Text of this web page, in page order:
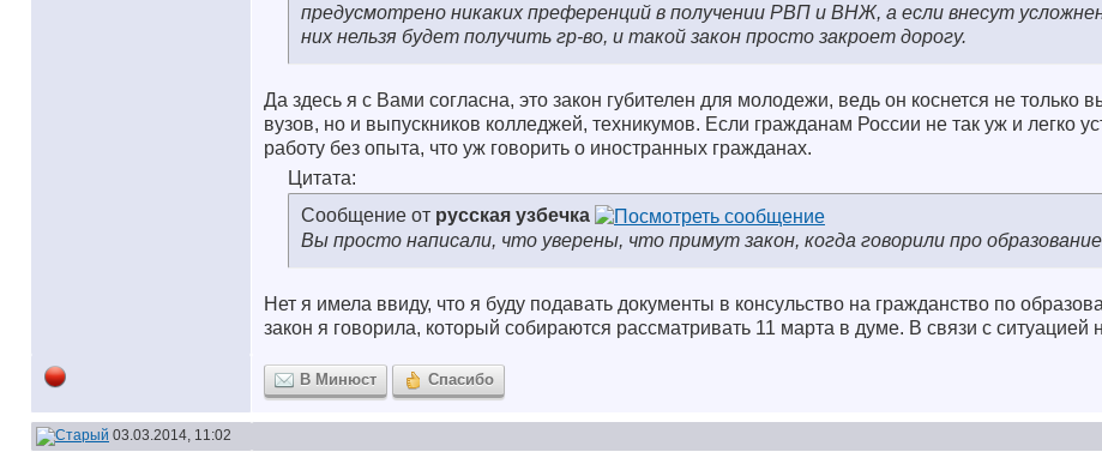
предусмотрено никаких преференций в получении РВП и ВНЖ, а если внесут
них нельзя будет получить гр-во, и такой закон просто закроет дорогу.
Да здесь я с Вами согласна, это закон губителен для молодежи, ведь он коснется не только
вузов, но и выпускников колледжей, техникумов. Если гражданам России не так уж и легко
работу без опыта, что уж говорить о иностранных гражданах.
Цитата:
Сообщение от русская узбечка
Вы просто написали, что уверены, что примут закон, когда говорили про
Нет я имела ввиду, что я буду подавать документы в консульство на гражданство по
закон я говорила, который собираются рассматривать 11 марта в думе. В связи с ситуацией
В Минюст Спасибо
03.03.2014, 11:02